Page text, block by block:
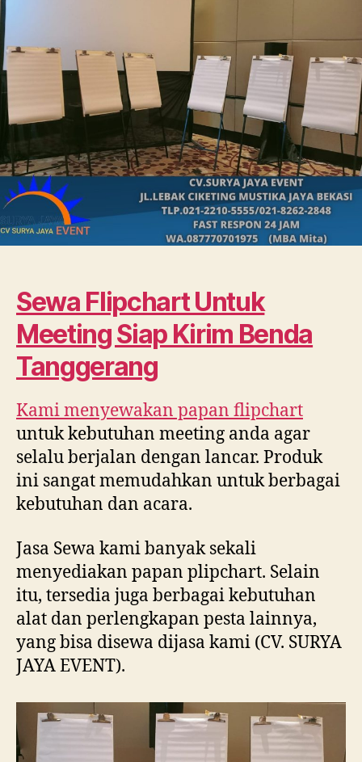
Kirim
Benda
Tanggerang
Sewa Flipchart Untuk
Meeting Siap Kirim Benda
Tanggerang
Kami menyewakan papan flipchart
untuk kebutuhan meeting anda agar
selalu berjalan dengan lancar. Produk
ini sangat memudahkan untuk berbagai
kebutuhan dan acara.
Jasa Sewa kami banyak sekali
menyediakan papan plipchart. Selain
itu, tersedia juga berbagai kebutuhan
alat dan perlengkapan pesta lainnya,
yang bisa disewa dijasa kami (CV. SURYA
JAYA EVENT).